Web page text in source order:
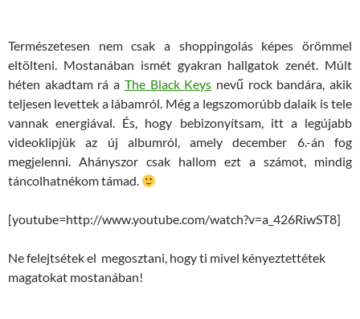
Természetesen nem csak a shoppingolás képes örömmel
eltölteni. Mostanában ismét gyakran hallgatok zenét. Múlt
héten akadtam rá a The Black Keys nevű rock bandára, akik
teljesen levettek a lábamról. Még a legszomorúbb dalaik is tele
vannak energiával. És, hogy bebizonyítsam, itt a legújabb
videoklipjük az új albumról, amely december 6.-án fog
megjelenni. Ahányszor csak hallom ezt a számot, mindig
táncolhatnékom támad.
[youtube=http://www.youtube.com/watch?v=a_426RiwST8]
Ne felejtsétek el megosztani, hogy ti mivel kényeztettétek
magatokat mostanában!